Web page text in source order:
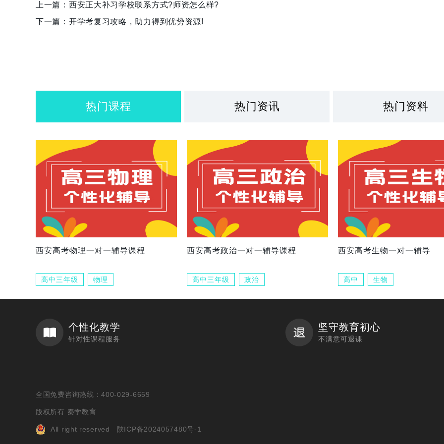
上一篇： 西安正大补习学校联系方式?师资怎么样?
下一篇： 开学考复习攻略，助力得到优势资源!
热门课程 热门资讯 热门资料
西安高考物理一对一辅导课程
高中三年级 物理
西安高考政治一对一辅导课程
高中三年级 政治
西安高考生物一对一辅导
高中 生物
个性化教学
针对性课程服务
坚守教育初心
不满意可退课
全国免费咨询热线：400-029-6659
版权所有 秦学教育
All right reserved 陕ICP备2024057480号-1